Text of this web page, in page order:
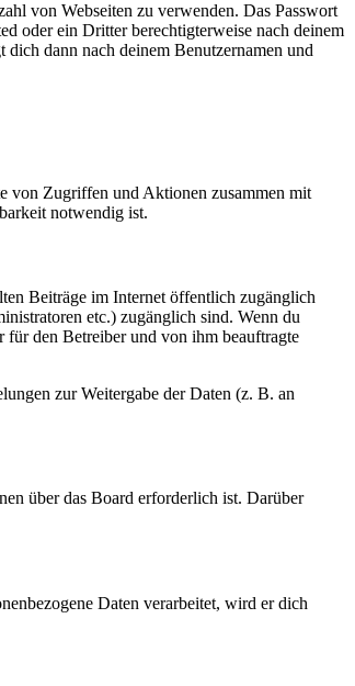
von Webseiten zu verwenden. Das Passwort
oder ein Dritter berechtigterweise nach deinem
dann nach deinem Benutzernamen und
von Zugriffen und Aktionen zusammen mit
notwendig ist.
Beiträge im Internet öffentlich zugänglich
etc.) zugänglich sind. Wenn du
für den Betreiber und von ihm beauftragte
zur Weitergabe der Daten (z. B. an
über das Board erforderlich ist. Darüber
Daten verarbeitet, wird er dich